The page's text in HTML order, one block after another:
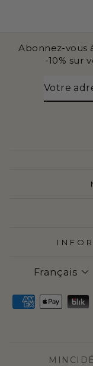
Abonnez-vous
-10% sur
ADRESSE
LANGUE
Français